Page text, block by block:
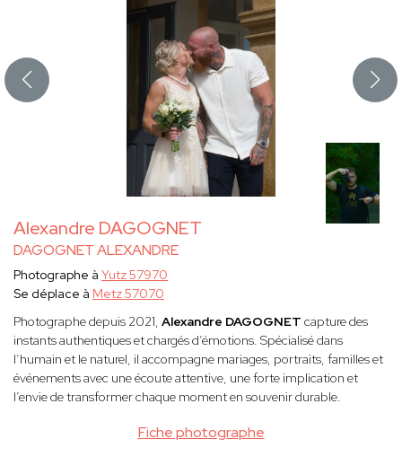
Alexandre DAGOGNET
DAGOGNET ALEXANDRE
Fiche photographe
Photographe à Yutz 57970
Se déplace à Metz 57070
Photographe depuis 2021, Alexandre DAGOGNET capture des
instants authentiques et chargés d’émotions. Spécialisé dans
l’humain et le naturel, il accompagne mariages, portraits, familles et
événements avec une écoute attentive, une forte implication et
l’envie de transformer chaque moment en souvenir durable.